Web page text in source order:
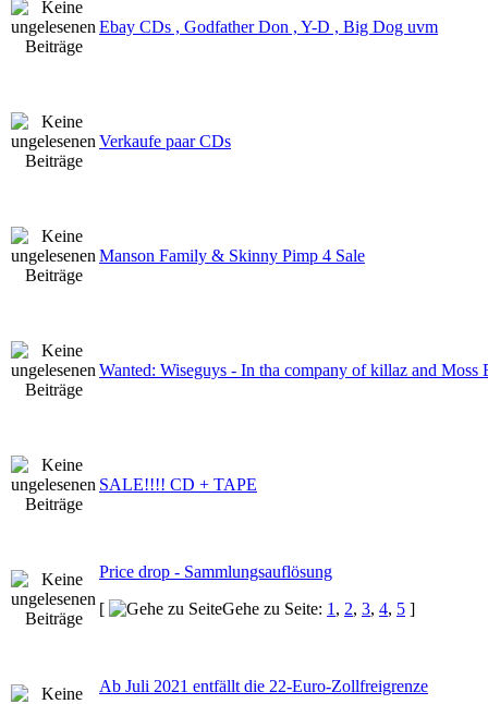
Ebay CDs , Godfather Don , Y-D , Big Dog uvm
Verkaufe paar CDs
Manson Family & Skinny Pimp 4 Sale
Wanted: Wiseguys - In tha company of killaz and Moss
SALE!!!! CD + TAPE
Price drop - Sammlungsauflösung
[
Gehe zu Seite: 1 , 2, 3, 4, 5 ]
Ab Juli 2021 entfällt die 22-Euro-Zollfreigrenze